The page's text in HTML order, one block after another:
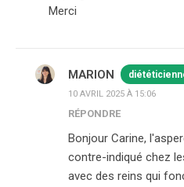
Merci
MARION
10 AVRIL 2025 À 15:06
RÉPONDRE
Bonjour Carine,
contre-indiqué chez
avec des reins qui